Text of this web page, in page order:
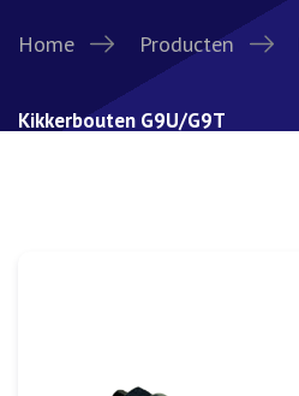
Home Producten
Kikkerbouten G9U/G9T